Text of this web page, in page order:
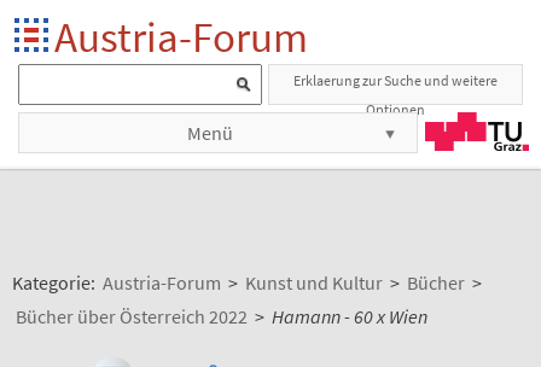
Austria-Forum
Erklaerung zur Suche und weitere
Optionen
Menü
Kategorie: Austria-Forum > Kunst und Kultur > Bücher >
Bücher über Österreich 2022 > Hamann - 60 x Wien